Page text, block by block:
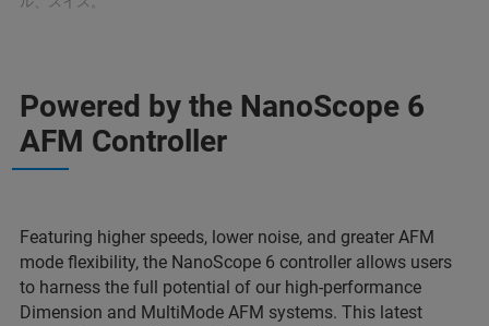
Powered by the NanoScope 6
AFM Controller
Featuring higher speeds, lower noise, and greater AFM
mode flexibility, the NanoScope 6 controller allows users
to harness the full potential of our high-performance
Dimension and MultiMode AFM systems. This latest